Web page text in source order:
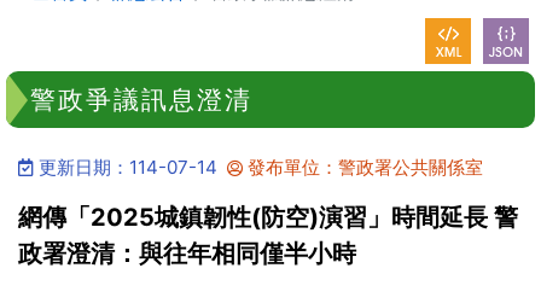
警政爭議訊息澄清
更新日期：114-07-14 發布單位：警政署公共關係室
網傳「2025城鎮韌性(防空)演習」時間延長 警
政署澄清：與往年相同僅半小時